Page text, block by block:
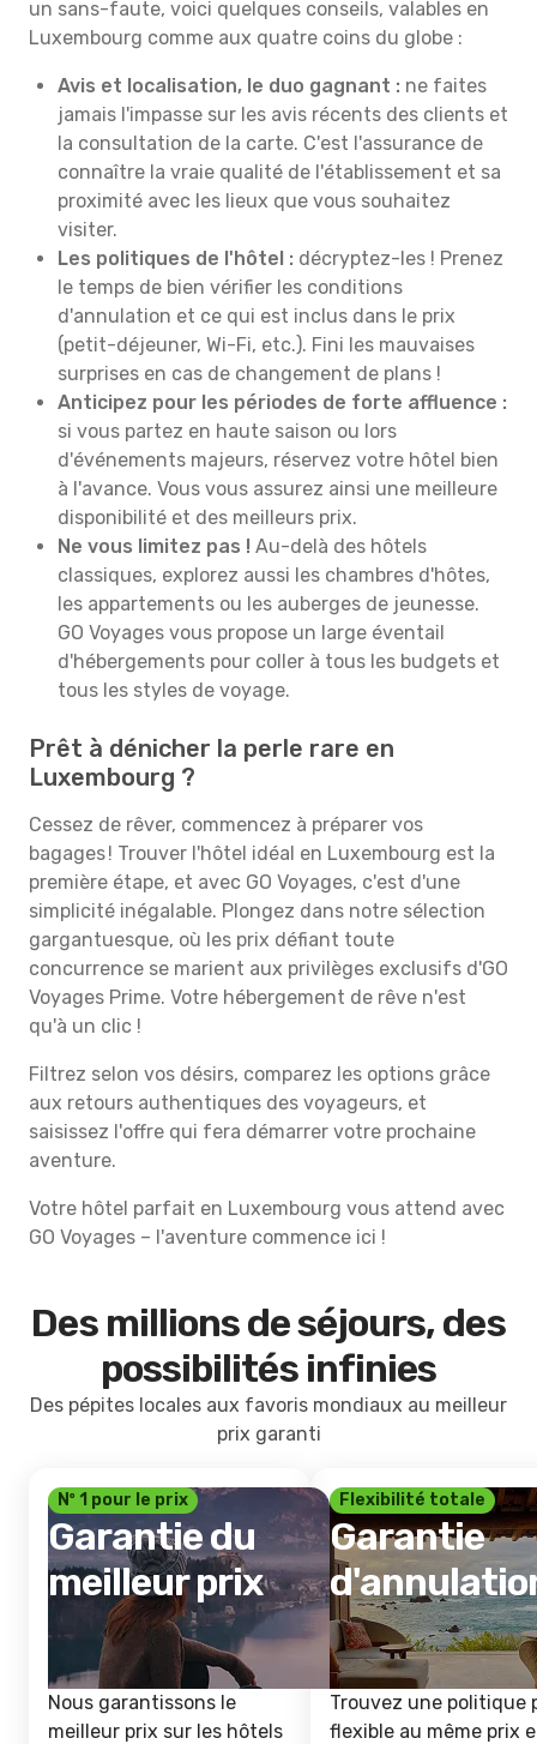
un sans-faute, voici quelques conseils, valables en
Luxembourg comme aux quatre coins du globe :
Avis et localisation, le duo gagnant : ne faites
jamais l'impasse sur les avis récents des clients et
la consultation de la carte. C'est l'assurance de
connaître la vraie qualité de l'établissement et sa
proximité avec les lieux que vous souhaitez
visiter.
Les politiques de l'hôtel : décryptez-les ! Prenez
le temps de bien vérifier les conditions
d'annulation et ce qui est inclus dans le prix
(petit-déjeuner, Wi-Fi, etc.). Fini les mauvaises
surprises en cas de changement de plans !
Anticipez pour les périodes de forte affluence :
si vous partez en haute saison ou lors
d'événements majeurs, réservez votre hôtel bien
à l'avance. Vous vous assurez ainsi une meilleure
disponibilité et des meilleurs prix.
Ne vous limitez pas ! Au-delà des hôtels
classiques, explorez aussi les chambres d'hôtes,
les appartements ou les auberges de jeunesse.
GO Voyages vous propose un large éventail
d'hébergements pour coller à tous les budgets et
tous les styles de voyage.
Prêt à dénicher la perle rare en
Luxembourg ?
Cessez de rêver, commencez à préparer vos
bagages ! Trouver l'hôtel idéal en Luxembourg est la
première étape, et avec GO Voyages, c'est d'une
simplicité inégalable. Plongez dans notre sélection
gargantuesque, où les prix défiant toute
concurrence se marient aux privilèges exclusifs d'GO
Voyages Prime. Votre hébergement de rêve n'est
qu'à un clic !
Filtrez selon vos désirs, comparez les options grâce
aux retours authentiques des voyageurs, et
saisissez l'offre qui fera démarrer votre prochaine
aventure.
Votre hôtel parfait en Luxembourg vous attend avec
GO Voyages – l'aventure commence ici !
Des millions de séjours, des
possibilités infinies
Des pépites locales aux favoris mondiaux au meilleur
prix garanti
Nº 1 pour le prix
Garantie du
meilleur prix
Nous garantissons le
meilleur prix sur les hôtels
Flexibilité totale
Garantie
Trouvez une politique
flexible au même prix